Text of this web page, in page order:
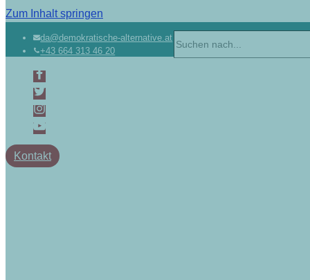
Zum Inhalt springen
da@demokratische-alternative.at
+43 664 313 46 20
Kontakt